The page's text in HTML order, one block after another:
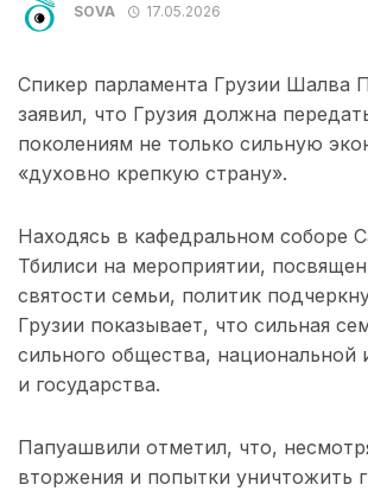
SOVA 17.05.2026
Спикер парламента Грузии Шалва
заявил, что Грузия должна
поколениям не только сильную
«духовно крепкую страну».
Находясь в кафедральном соборе
Тбилиси на мероприятии,
святости семьи, политик
Грузии показывает, что сильная
сильного общества, национальной
и государства.
Папуашвили отметил, что,
вторжения и попытки уничтожить